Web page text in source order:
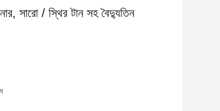
সারো / স্থির টান সহ বৈদ্যুতিন